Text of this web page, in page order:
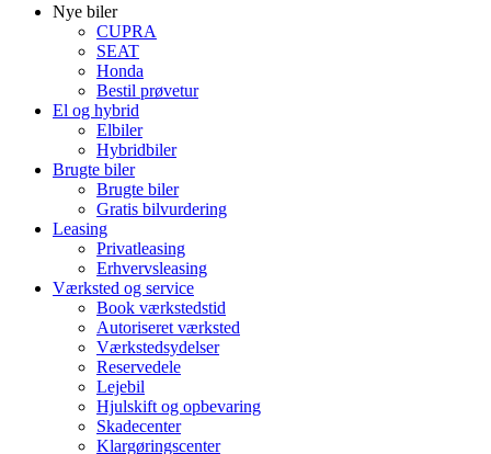
Nye biler
CUPRA
SEAT
Honda
Bestil prøvetur
El og hybrid
Elbiler
Hybridbiler
Brugte biler
Brugte biler
Gratis bilvurdering
Leasing
Privatleasing
Erhvervsleasing
Værksted og service
Book værkstedstid
Autoriseret værksted
Værkstedsydelser
Reservedele
Lejebil
Hjulskift og opbevaring
Skadecenter
Klargøringscenter